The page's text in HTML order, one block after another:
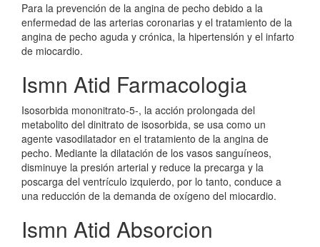
Para la prevención de la angina de pecho debido a la
enfermedad de las arterias coronarias y el tratamiento de la
angina de pecho aguda y crónica, la hipertensión y el infarto
de miocardio.
Ismn Atid Farmacologia
Isosorbida mononitrato-5-, la acción prolongada del
metabolito del dinitrato de isosorbida, se usa como un
agente vasodilatador en el tratamiento de la angina de
pecho. Mediante la dilatación de los vasos sanguíneos,
disminuye la presión arterial y reduce la precarga y la
poscarga del ventrículo izquierdo, por lo tanto, conduce a
una reducción de la demanda de oxígeno del miocardio.
Ismn Atid Absorcion